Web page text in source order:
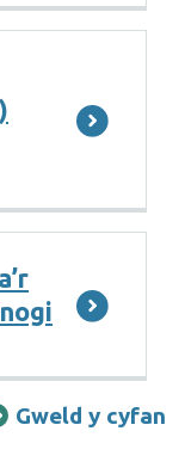
Gweld y cyfan